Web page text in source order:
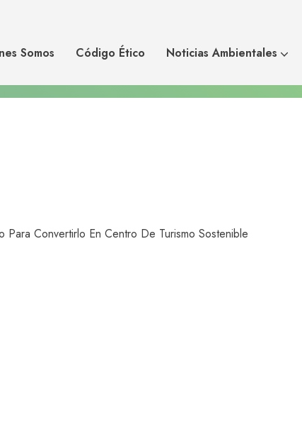
Somos Código Ético Noticias Ambientales
para
sostenible
El Chileno
Convertirlo En Centro De Turismo Sostenible